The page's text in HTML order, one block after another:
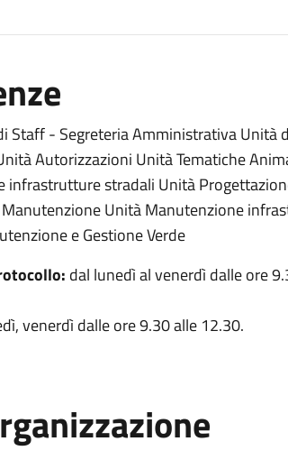
Staff - Segreteria Amministrativa
Autorizzazioni Unità Tematiche
infrastrutture stradali Unità
Unità Manutenzione
e Gestione Verde
dal lunedì al venerdì dalle ore
venerdì dalle ore 9.30 alle 12.30.